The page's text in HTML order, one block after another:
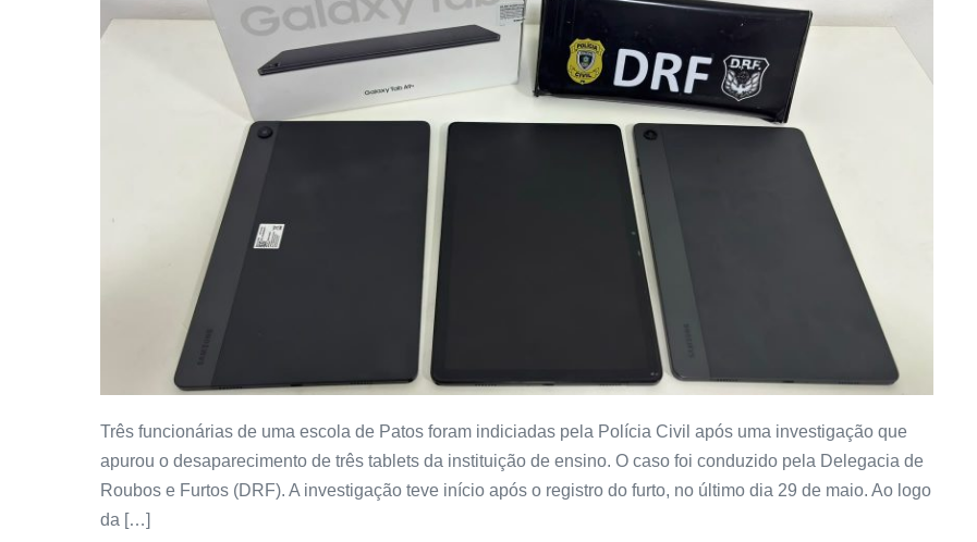
Três funcionárias de uma escola de Patos foram indiciadas pela Polícia Civil após uma investigação que
apurou o desaparecimento de três tablets da instituição de ensino. O caso foi conduzido pela Delegacia de
Roubos e Furtos (DRF). A investigação teve início após o registro do furto, no último dia 29 de maio. Ao logo
da […]